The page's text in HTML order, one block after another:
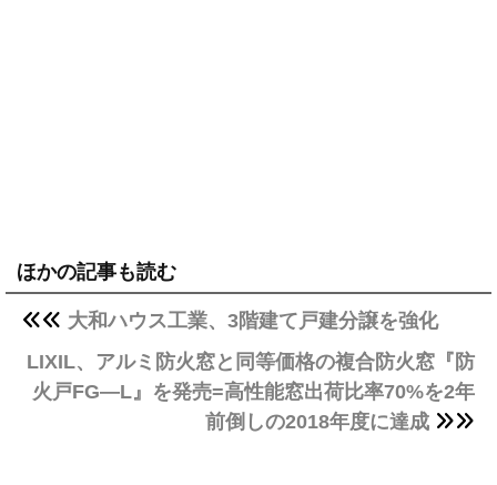
ほかの記事も読む
大和ハウス工業、3階建て戸建分譲を強化
LIXIL、アルミ防火窓と同等価格の複合防火窓『防
火戸FG―L』を発売=高性能窓出荷比率70%を2年
前倒しの2018年度に達成